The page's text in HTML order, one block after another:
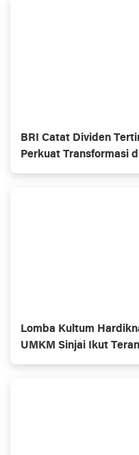
BRI Catat Dividen
Perkuat Transformasi
Lomba Kultum
UMKM Sinjai Ikut